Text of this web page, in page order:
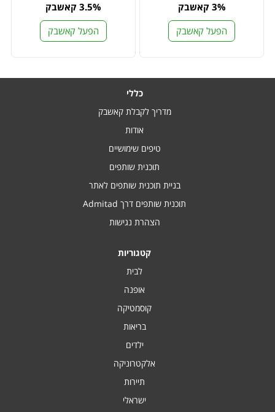
3% קאשבק
הפעל קאשבק
3.5% קאשבק
הפעל קאשבק
כללי
מדריך לקבלת קאשבק
אודות
טיפים שימושיים
תוכנית שותפים
בניית תוכנית שותפים לאתר
תוכנית שותפים דרך Admitad
הצהרת נגישות
קטגוריות
לבית
אופנה
קוסמטיקה
בריאות
ילדים
אלקטרוניקה
תיירות
ישראלי